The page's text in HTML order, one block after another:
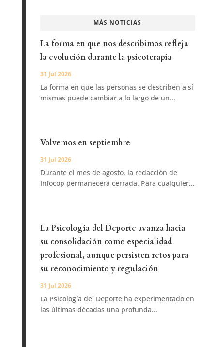
MÁS NOTICIAS
La forma en que nos describimos refleja
la evolución durante la psicoterapia
31 Jul 2026
La forma en que las personas se describen a sí
mismas puede cambiar a lo largo de un...
Volvemos en septiembre
31 Jul 2026
Durante el mes de agosto, la redacción de
Infocop permanecerá cerrada. Para cualquier...
La Psicología del Deporte avanza hacia
su consolidación como especialidad
profesional, aunque persisten retos para
su reconocimiento y regulación
31 Jul 2026
La Psicología del Deporte ha experimentado en
las últimas décadas una profunda...